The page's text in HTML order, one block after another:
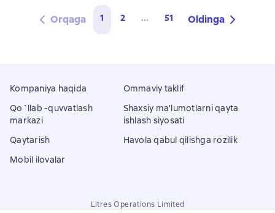
Orqaga 1 2 ... 51 Oldinga
Kompaniya haqida
Qo`llab -quvvatlash
markazi
Qaytarish
Mobil ilovalar
Ommaviy taklif
Shaxsiy ma'lumotlarni qayta
ishlash siyosati
Havola qabul qilishga rozilik
Litres Operations Limited